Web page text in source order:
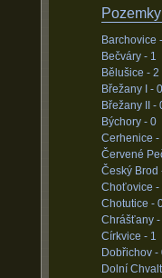
Barchovice -
Bečváry - 1
Bělušice - 2
Břežany I - 0
Břežany II -
Býchory - 0
Cerhenice -
Červené
Český Brod
Choťovice -
Chotutice -
Chrášťany -
Církvice - 1
Dobřichov -
Dolní